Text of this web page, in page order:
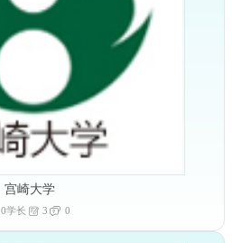
宫崎大学
0学长 3 0